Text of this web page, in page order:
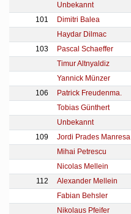
Unbekannt
101
Dimitri Balea
Haydar Dilmac
103
Pascal Schaeffer
Timur Altnyaldiz
Yannick Münzer
106
Patrick Freudenma.
Tobias Günthert
Unbekannt
109
Jordi Prades Manresa
Mihai Petrescu
Nicolas Mellein
112
Alexander Mellein
Fabian Behsler
Nikolaus Pfeifer